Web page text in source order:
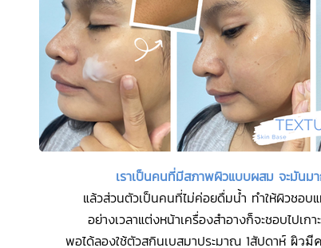
เราเป็นคนที่มีสภาพผิวแบบผสม จะมันม
แล้วส่วนตัวเป็นคนที่ไม่ค่อยดื่มน้ำ ทำให้ผิวชอบ
อย่างเวลาแต่งหน้าเครื่องสำอางก็จะชอบไปเก
พอได้ลองใช้ตัวสกินเบสมาประมาณ 1สัปดาห์ ผิวมี